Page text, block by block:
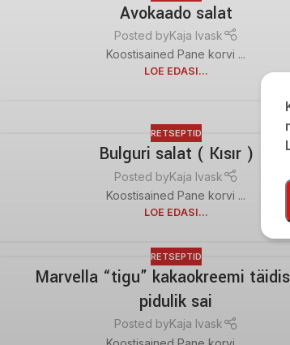
Avokaado salat
Posted byKaja Ivask
Koostisained Pane korvi ...
LOE EDASI...
RETSEPTID
Bulguri salat ( Kısır )
Posted byKaja Ivask
Koostisained Pane korvi ...
LOE EDASI...
RETSEPTID
Marvella “tigu” kakaokreemi
pidulik sai
Posted byKaja Ivask